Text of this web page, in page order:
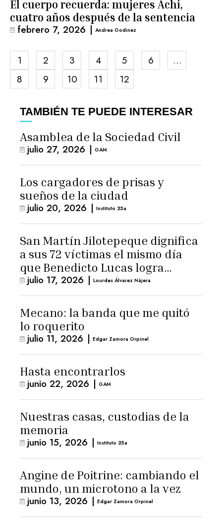
El cuerpo recuerda: mujeres Achi,
cuatro años después de la sentencia
febrero 7, 2026 | Andrea Godinez
1 2 3 4 5 6
…
8
9 10 11 12
TAMBIÉN TE PUEDE INTERESAR
Asamblea de la Sociedad Civil
julio 27, 2026 | GAM
Los cargadores de prisas y
sueños de la ciudad
julio 20, 2026 | Instituto 25a
San Martín Jilotepeque dignifica
a sus 72 víctimas el mismo día
que Benedicto Lucas logra
arresto domiciliario
julio 17, 2026 | Lourdes Álvarez Nájera
Mecano: la banda que me quitó
lo roquerito
julio 11, 2026 | Edgar Zamora Orpinel
Hasta encontrarlos
junio 22, 2026 | GAM
Nuestras casas, custodias de la
memoria
junio 15, 2026 | Instituto 25a
Angine de Poitrine: cambiando el
mundo, un microtono a la vez
junio 13, 2026 | Edgar Zamora Orpinel